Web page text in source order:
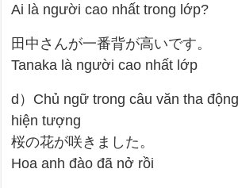
Ai là người cao nhất trong lớp?
田中さんが一番背が高いです。
Tanaka là người cao nhất lớp
d）Chủ ngữ trong câu văn tha
hiện tượng
桜の花が咲きました。
Hoa anh đào đã nở rồi